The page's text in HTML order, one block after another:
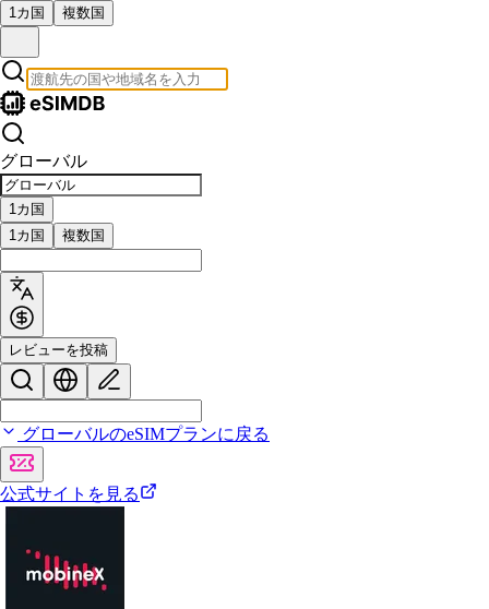
1カ国 複数国
グローバル
1カ国
1カ国
複数国
レビューを投稿
グローバルのeSIMプランに戻る
公式サイトを見る